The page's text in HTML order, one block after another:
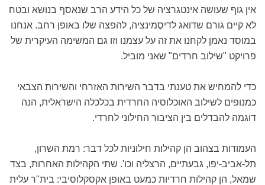
אין גוף שעושה אינטגרציה של כל הידע הרב שנאסף בנושא ובטח
לא קיים גורם שדואג לדיסֶמינציה, להפצה שלו באופן רחב. אנחנו
במוסד נאמן לקחנו את זה על עצמנו וזו גם המשימה העיקרית של
פרויקט "שילוב חרדים" שאני מוביל.
כדי להמחיש את טענתי בדבר השירות האזרחי והשירות הצבאי
כמנופים לשילוב האוכלוסיה החרדית בכלכלה הישראלית, הנה
דוגמה להבדלים בין הציבור החילוני לחרדי.
העמודות בצהוב הן קהילות חילוניות לכל דבר: רמת השרון,
תל-אביב-יפו, גבעתיים, הרצליה וכו'. שתי הקהילות האחרות, בצד
שמאל, הן קהילות חרדיות כמעט באופן אקסקלוסיבי: בית"ר עלית